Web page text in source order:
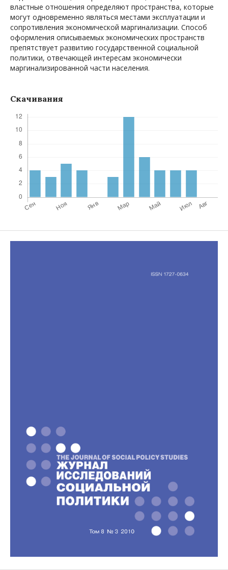
властные отношения определяют пространства, которые
могут одновременно являться местами эксплуатации и
сопротивления экономической маргинализации. Способ
оформления описываемых экономических пространств
препятствует развитию государственной социальной
политики, отвечающей интересам экономически
маргинализированной части населения.
Скачивания